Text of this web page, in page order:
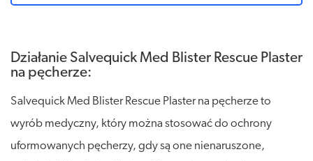
Działanie Salvequick Med Blister Rescue Plaster
na pęcherze:
Salvequick Med Blister Rescue Plaster na pęcherze to
wyrób medyczny, który można stosować do ochrony
uformowanych pęcherzy, gdy są one nienaruszone,